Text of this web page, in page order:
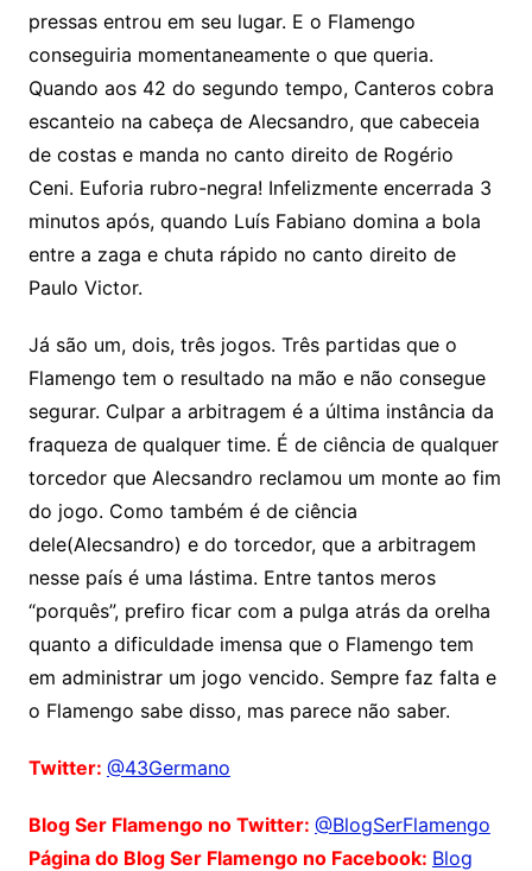
pressas entrou em seu lugar. E o Flamengo
conseguiria momentaneamente o que queria.
Quando aos 42 do segundo tempo, Canteros cobra
escanteio na cabeça de Alecsandro, que cabeceia
de costas e manda no canto direito de Rogério
Ceni. Euforia rubro-negra! Infelizmente encerrada 3
minutos após, quando Luís Fabiano domina a bola
entre a zaga e chuta rápido no canto direito de
Paulo Victor.
Já são um, dois, três jogos. Três partidas que o
Flamengo tem o resultado na mão e não consegue
segurar. Culpar a arbitragem é a última instância da
fraqueza de qualquer time. É de ciência de qualquer
torcedor que Alecsandro reclamou um monte ao fim
do jogo. Como também é de ciência
dele(Alecsandro) e do torcedor, que a arbitragem
nesse país é uma lástima. Entre tantos meros
“porquês”, prefiro ficar com a pulga atrás da orelha
quanto a dificuldade imensa que o Flamengo tem
em administrar um jogo vencido. Sempre faz falta e
o Flamengo sabe disso, mas parece não saber.
Twitter: @43Germano
Blog Ser Flamengo no Twitter: @BlogSerFlamengo
Página do Blog Ser Flamengo no Facebook: Blog